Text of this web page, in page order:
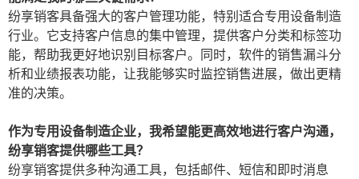
纷享销客具备强大的客户管理功能，特别适合专用设备制造
行业。它支持客户信息的集中管理，提供客户分类和标签功
能，帮助我更好地识别目标客户。同时，软件的销售漏斗分
析和业绩报表功能，让我能够实时监控销售进展，做出更精
准的决策。
作为专用设备制造企业，我希望能更高效地进行客户沟通，
纷享销客提供哪些工具？
纷享销客提供多种沟通工具，包括邮件、短信和即时消息